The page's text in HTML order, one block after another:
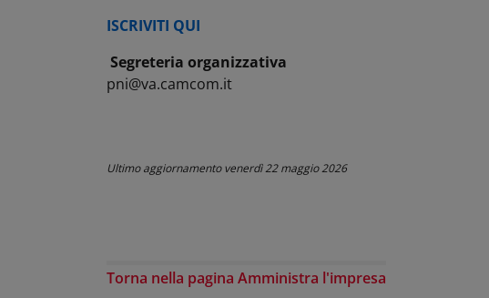
ISCRIVITI QUI
Segreteria organizzativa
pni@va.camcom.it
Ultimo aggiornamentovenerdì 22 maggio 2026
Torna nella pagina Amministra l'impresa